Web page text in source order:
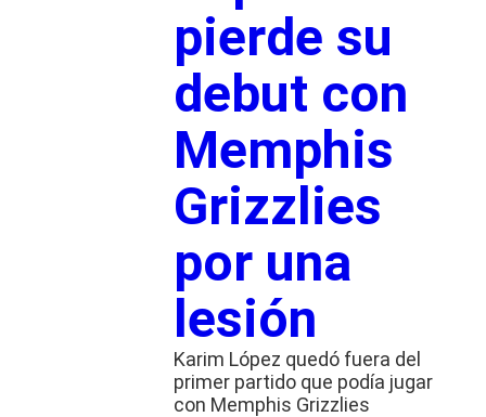
pierde su
debut con
Memphis
Grizzlies
por una
lesión
Karim López quedó fuera del
primer partido que podía jugar
con Memphis Grizzlies